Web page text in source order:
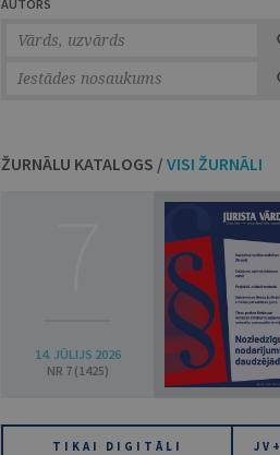
AUTORS
ŽURNĀLU KATALOGS / VISI ŽURNĀLI
14. JŪLIJS 2026
NR 7 (1425)
TIKAI DIGITĀLI JV+